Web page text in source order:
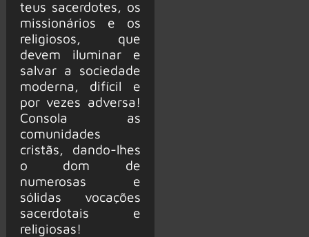
teus sacerdotes, os
missionários e os
religiosos, que
devem iluminar e
salvar a sociedade
moderna, difícil e
por vezes adversa!
Consola as
comunidades
cristãs, dando-lhes
o dom de
numerosas e
sólidas vocações
sacerdotais e
religiosas!